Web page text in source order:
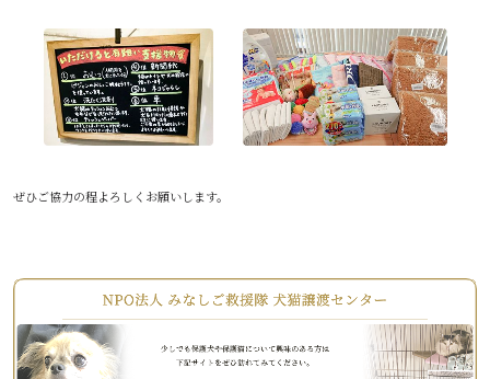
ぜひご協力の程よろしくお願いします。